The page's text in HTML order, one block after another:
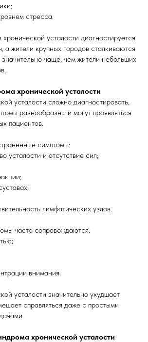
стресса.
усталости диагностируется
а жители крупных городов сталкиваются
чаще, чем жители небольших
хронической усталости
усталости сложно диагностировать,
разнообразны и могут проявляться
пациентов.
симптомы:
усталости и отсутствие сил;
лимфатических узлов.
часто сопровождаются:
внимания.
усталости значительно ухудшает
справляться даже с простыми
хронической усталости